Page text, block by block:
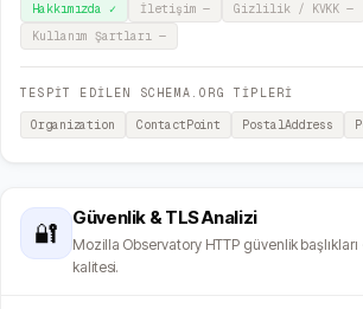
Hakkımızda ✓ İletişim — Gizlilik / KVKK —
Kullanım Şartları —
TESPİT EDİLEN SCHEMA.ORG TİPLERİ
Organization ContactPoint PostalAddress
🔐
Güvenlik & TLS Analizi
Mozilla Observatory HTTP güvenlik başlıkları
kalitesi.